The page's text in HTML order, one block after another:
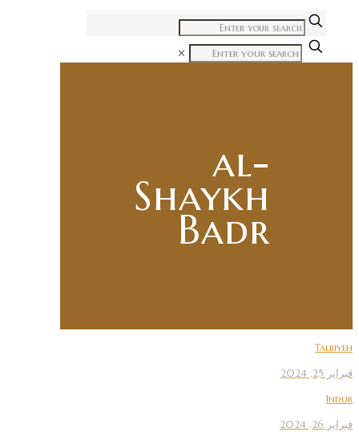
✕
al-
Shaykh
Badr
Talbiyeh
فبراير 25, 2024
Indur
فبراير 26, 2024